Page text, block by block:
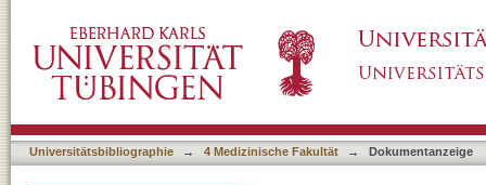
spectroscopy study
Universitätsbibliographie → 4 Medizinische Fakultät → Dokumentanzeige